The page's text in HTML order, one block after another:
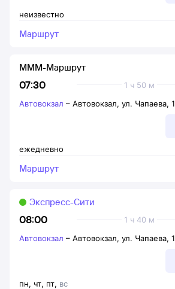
неизвестно
Маршрут
07:30 1 ч 50 м
МММ-Маршрут
ежедневно
Автовокзал – Автовокзал, ул. Чапаева, 1
Маршрут
08:00 1 ч 40 м
Экспресс-Сити
пн, чт, пт, вс
Автовокзал – Автовокзал, ул. Чапаева, 1